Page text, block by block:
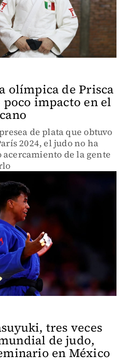
olímpica de Prisca
impacto en el
de plata que obtuvo
2024, el judo no ha
de la gente
tres veces
de judo,
en México